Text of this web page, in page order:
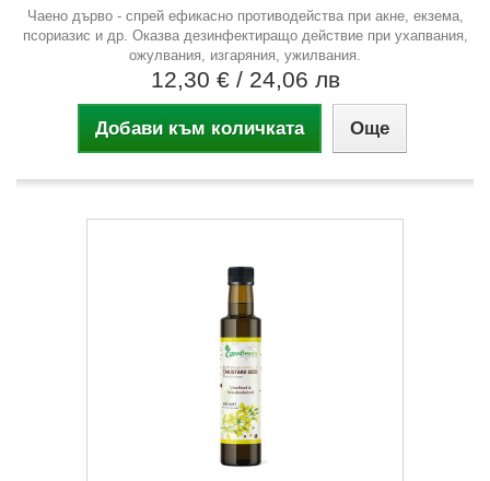
Чаено дърво - спрей ефикасно противодейства при акне, екзема,
псориазис и др. Оказва дезинфектиращо действие при ухапвания,
ожулвания, изгаряния, ужилвания.
12,30 € / 24,06 лв
Добави към количката Още